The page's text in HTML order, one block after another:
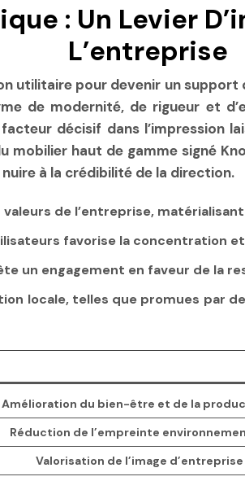
: Un Levier
L’entreprise
utilitaire pour devenir un
de modernité, de rigueur et
décisif dans l’impression
haut de gamme signé
à la crédibilité de la direction.
de l’entreprise,
favorise la concentration
un engagement en faveur de la
locale, telles que promues par
Amélioration du bien-être et de la
Réduction de l’empreinte
Valorisation de l’image d’entreprise